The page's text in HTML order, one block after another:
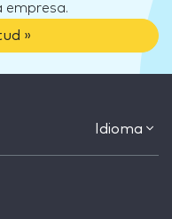
empresa.
»
Idioma